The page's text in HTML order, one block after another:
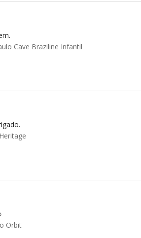
Cave Braziline Infantil
Orbit